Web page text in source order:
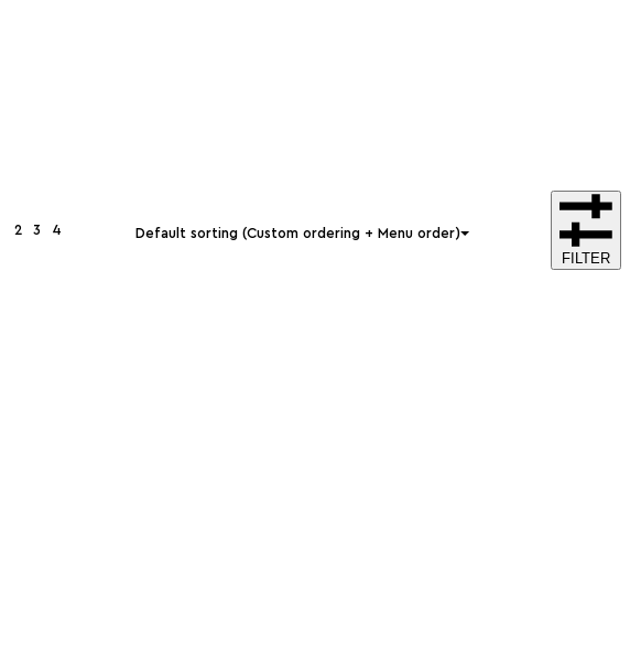
2 3 4 Default sorting (Custom ordering + Menu order)
FILTER